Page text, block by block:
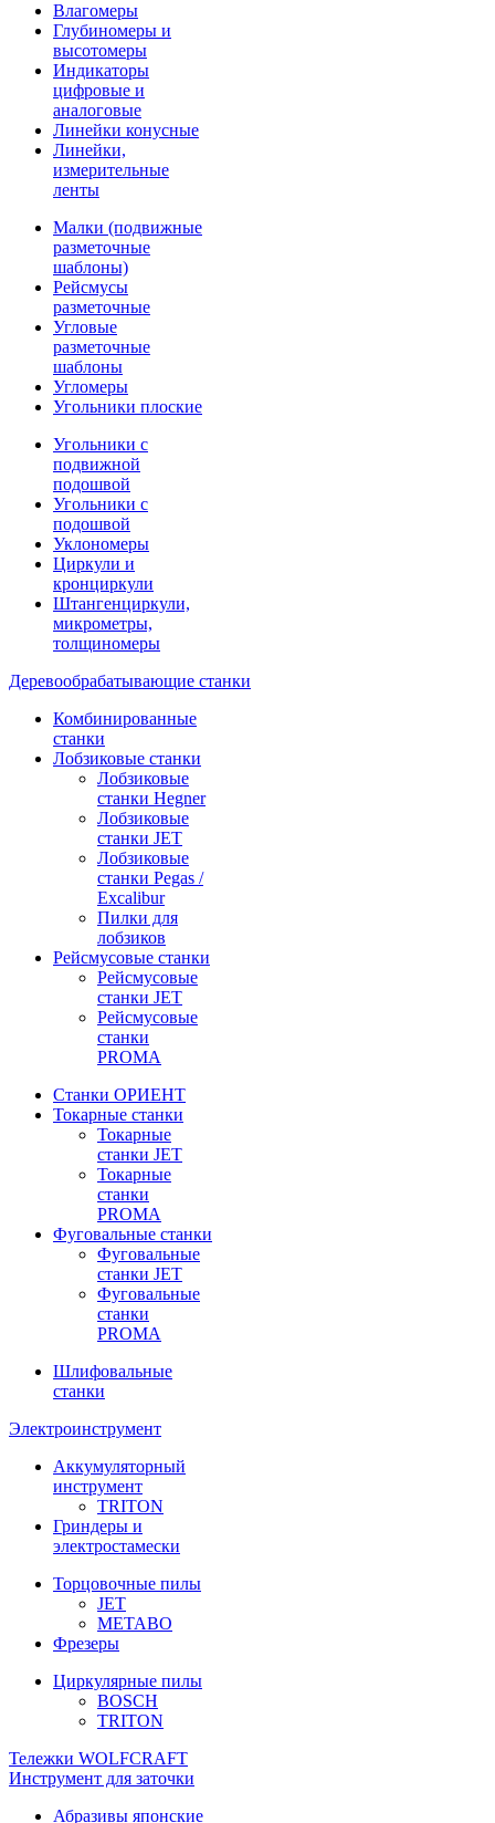
Влагомеры
Глубиномеры и
высотомеры
Индикаторы
цифровые и
аналоговые
Линейки конусные
Линейки,
измерительные
ленты
Малки (подвижные
разметочные
шаблоны)
Рейсмусы
разметочные
Угловые
разметочные
шаблоны
Угломеры
Угольники плоские
Угольники с
подвижной
подошвой
Угольники с
подошвой
Уклономеры
Циркули и
кронциркули
Штангенциркули,
микрометры,
толщиномеры
Деревообрабатывающие станки
Комбинированные
станки
Лобзиковые станки
Лобзиковые
станки Hegner
Лобзиковые
станки JET
Лобзиковые
станки Pegas /
Excalibur
Пилки для
лобзиков
Рейсмусовые станки
Рейсмусовые
станки JET
Рейсмусовые
станки
PROMA
Станки ОРИЕНТ
Токарные станки
Toкарные
станки JET
Токарные
станки
PROMA
Фуговальные станки
Фуговальные
станки JET
Фуговальные
станки
PROMA
Шлифовальные
станки
Электроинструмент
Аккумуляторный
инструмент
TRITON
Гриндеры и
электростамески
Торцовочные пилы
JET
METABO
Фрезеры
Циркулярные пилы
BOSCH
TRITON
Тележки WOLFCRAFT
Инструмент для заточки
Абразивы японские